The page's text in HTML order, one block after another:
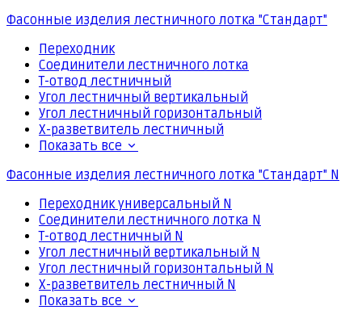
Фасонные изделия лестничного лотка "Стандарт"
Переходник
Соединители лестничного лотка
Т-отвод лестничный
Угол лестничный вертикальный
Угол лестничный горизонтальный
Х-разветвитель лестничный
Показать все
Фасонные изделия лестничного лотка "Стандарт" N
Переходник универсальный N
Соединители лестничного лотка N
Т-отвод лестничный N
Угол лестничный вертикальный N
Угол лестничный горизонтальный N
Х-разветвитель лестничный N
Показать все